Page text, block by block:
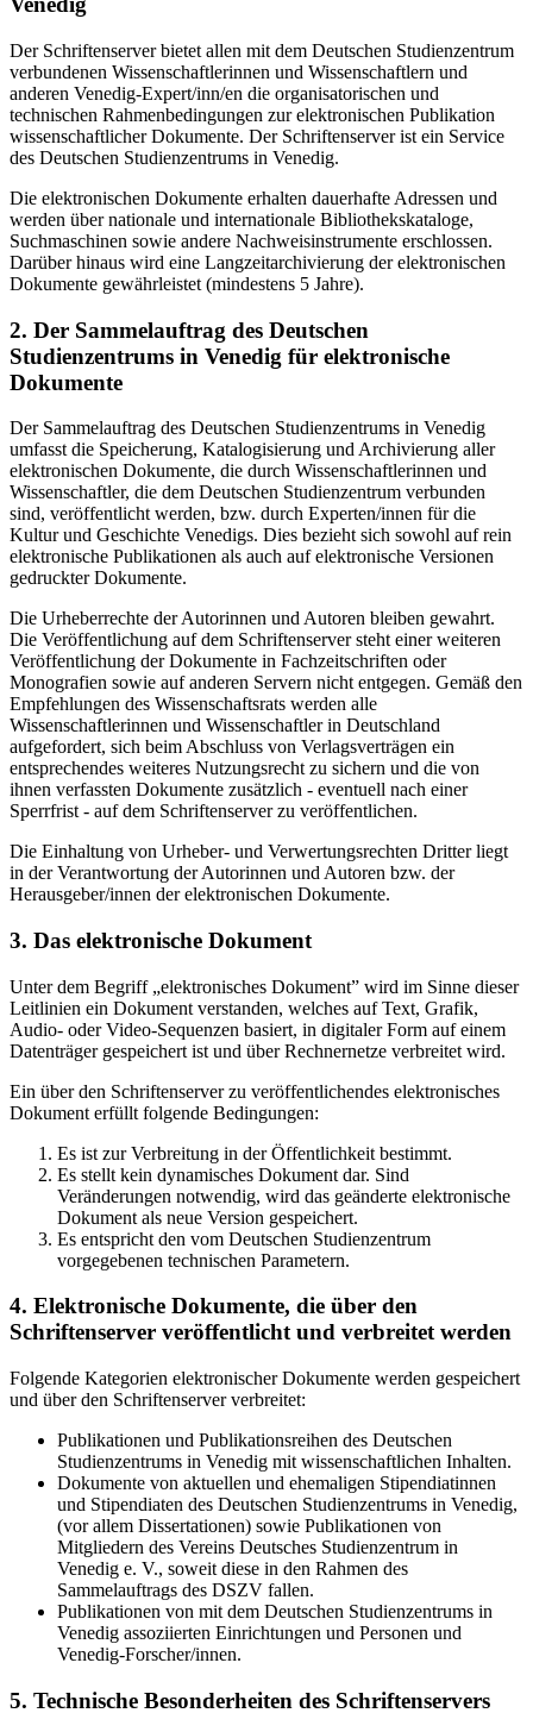
Der Schriftenserver bietet allen mit dem Deutschen Studienzentrum
verbundenen Wissenschaftlerinnen und Wissenschaftlern und
anderen Venedig-Expert/inn/en die organisatorischen und
technischen Rahmenbedingungen zur elektronischen Publikation
wissenschaftlicher Dokumente. Der Schriftenserver ist ein Service
des Deutschen Studienzentrums in Venedig.
Die elektronischen Dokumente erhalten dauerhafte Adressen und
werden über nationale und internationale Bibliothekskataloge,
Suchmaschinen sowie andere Nachweisinstrumente erschlossen.
Darüber hinaus wird eine Langzeitarchivierung der elektronischen
Dokumente gewährleistet (mindestens 5 Jahre).
2. Der Sammelauftrag des Deutschen
Studienzentrums in Venedig für elektronische
Dokumente
Der Sammelauftrag des Deutschen Studienzentrums in Venedig
umfasst die Speicherung, Katalogisierung und Archivierung aller
elektronischen Dokumente, die durch Wissenschaftlerinnen und
Wissenschaftler, die dem Deutschen Studienzentrum verbunden
sind, veröffentlicht werden, bzw. durch Experten/innen für die
Kultur und Geschichte Venedigs. Dies bezieht sich sowohl auf rein
elektronische Publikationen als auch auf elektronische Versionen
gedruckter Dokumente.
Die Urheberrechte der Autorinnen und Autoren bleiben gewahrt.
Die Veröffentlichung auf dem Schriftenserver steht einer weiteren
Veröffentlichung der Dokumente in Fachzeitschriften oder
Monografien sowie auf anderen Servern nicht entgegen. Gemäß den
Empfehlungen des Wissenschaftsrats werden alle
Wissenschaftlerinnen und Wissenschaftler in Deutschland
aufgefordert, sich beim Abschluss von Verlagsverträgen ein
entsprechendes weiteres Nutzungsrecht zu sichern und die von
ihnen verfassten Dokumente zusätzlich - eventuell nach einer
Sperrfrist - auf dem Schriftenserver zu veröffentlichen.
Die Einhaltung von Urheber- und Verwertungsrechten Dritter liegt
in der Verantwortung der Autorinnen und Autoren bzw. der
Herausgeber/innen der elektronischen Dokumente.
3. Das elektronische Dokument
Unter dem Begriff „elektronisches Dokument” wird im Sinne dieser
Leitlinien ein Dokument verstanden, welches auf Text, Grafik,
Audio- oder Video-Sequenzen basiert, in digitaler Form auf einem
Datenträger gespeichert ist und über Rechnernetze verbreitet wird.
Ein über den Schriftenserver zu veröffentlichendes elektronisches
Dokument erfüllt folgende Bedingungen:
Es ist zur Verbreitung in der Öffentlichkeit bestimmt.
Es stellt kein dynamisches Dokument dar. Sind
Veränderungen notwendig, wird das geänderte elektronische
Dokument als neue Version gespeichert.
Es entspricht den vom Deutschen Studienzentrum
vorgegebenen technischen Parametern.
4. Elektronische Dokumente, die über den
Schriftenserver veröffentlicht und verbreitet werden
Folgende Kategorien elektronischer Dokumente werden gespeichert
und über den Schriftenserver verbreitet:
Publikationen und Publikationsreihen des Deutschen
Studienzentrums in Venedig mit wissenschaftlichen Inhalten.
Dokumente von aktuellen und ehemaligen Stipendiatinnen
und Stipendiaten des Deutschen Studienzentrums in Venedig,
(vor allem Dissertationen) sowie Publikationen von
Mitgliedern des Vereins Deutsches Studienzentrum in
Venedig e. V., soweit diese in den Rahmen des
Sammelauftrags des DSZV fallen.
Publikationen von mit dem Deutschen Studienzentrums in
Venedig assoziierten Einrichtungen und Personen und
Venedig-Forscher/innen.
5. Technische Besonderheiten des Schriftenservers